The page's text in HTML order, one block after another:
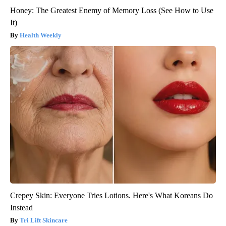
Honey: The Greatest Enemy of Memory Loss (See How to Use
It)
Health Weekly
Crepey Skin: Everyone Tries Lotions. Here's What Koreans Do
Instead
Tri Lift Skincare